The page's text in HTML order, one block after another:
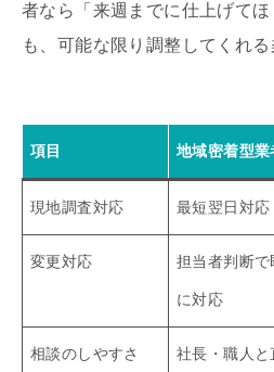
者なら「来週までに仕上げて
も、可能な限り調整してくれる
項目 地域密着型業
現地調査対応 最短翌日対応
変更対応 担当者判断で
に対応
相談のしやすさ 社長・職人と